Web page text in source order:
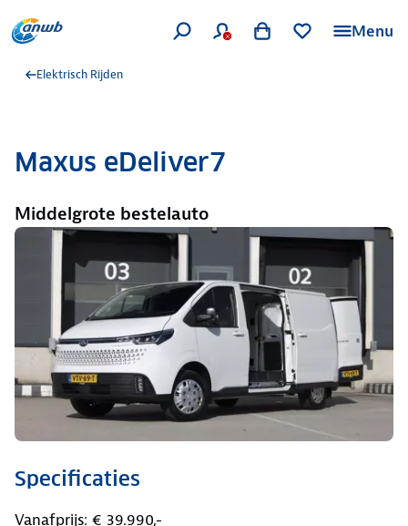
Menu
Elektrisch Rijden
Maxus eDeliver7
Middelgrote bestelauto
Specificaties
Vanafprijs: € 39.990,-